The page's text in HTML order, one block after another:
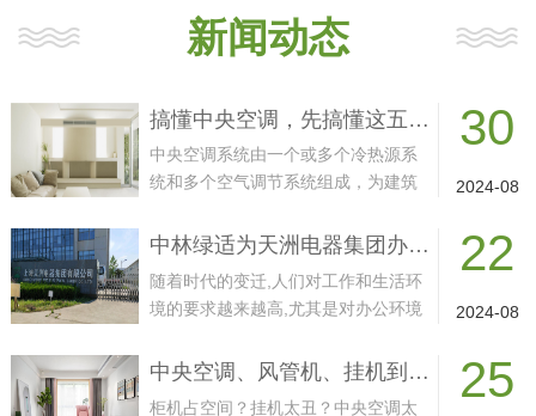
新闻动态
搞懂中央空调，先搞懂这五大循环的工作流程
中央空调系统由一个或多个冷热源系
统和多个空气调节系统组成，为建筑
30
2024-08
中林绿适为天洲电器集团办公大楼提供格力中央空调“一站式”服务
随着时代的变迁,人们对工作和生活环
境的要求越来越高,尤其是对办公环境
22
2024-08
中央空调、风管机、挂机到底选哪个？
柜机占空间？挂机太丑？中央空调太
25